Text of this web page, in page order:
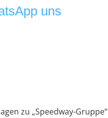
uns
zu „Speedway-Gruppe“